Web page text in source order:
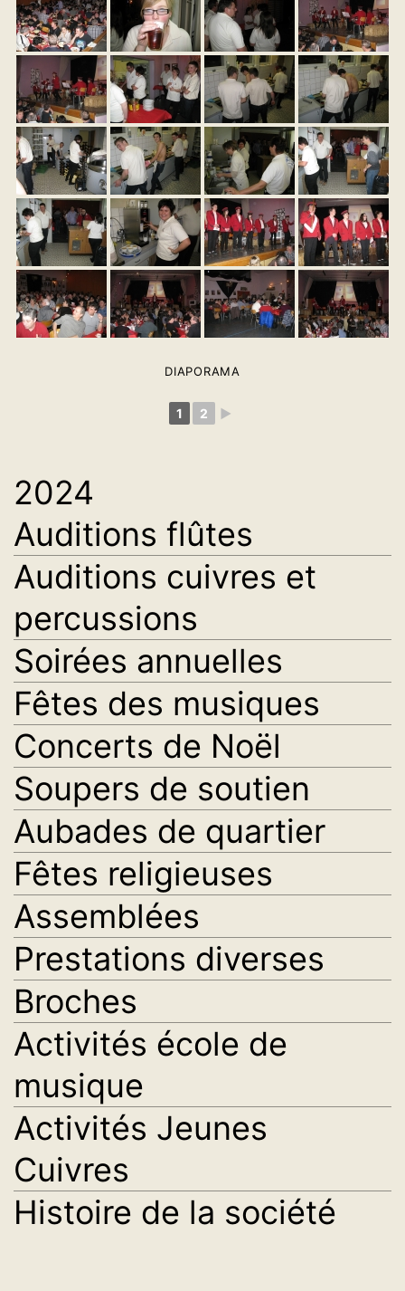
DIAPORAMA
1 2 ►
2024
Auditions flûtes
Auditions cuivres et
percussions
Soirées annuelles
Fêtes des musiques
Concerts de Noël
Soupers de soutien
Aubades de quartier
Fêtes religieuses
Assemblées
Prestations diverses
Broches
Activités école de
musique
Activités Jeunes
Cuivres
Histoire de la société